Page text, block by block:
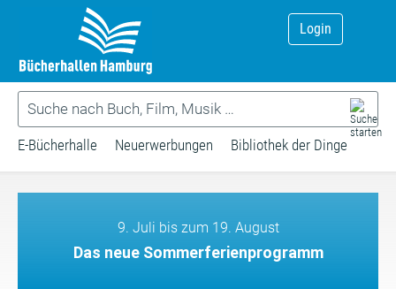
Login
E-Bücherhalle Neuerwerbungen Bibliothek der Dinge
9. Juli bis zum 19. August
Das neue Sommerferienprogramm